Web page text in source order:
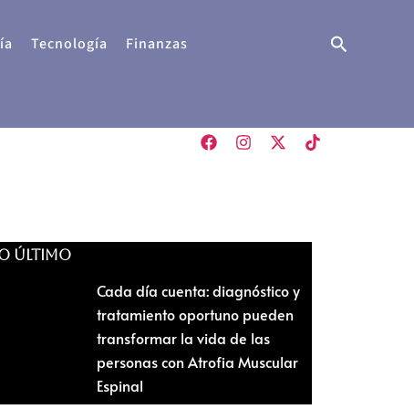
Tecnología Finanzas Buscar
ÚLTIMO
Cada día cuenta: diagnóstico y
tratamiento oportuno pueden
transformar la vida de las
personas con Atrofia Muscular
Espinal